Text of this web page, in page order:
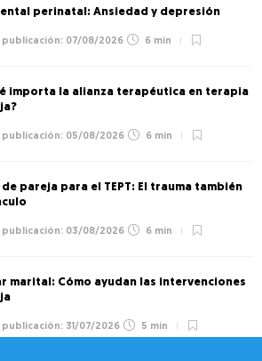
perinatal: Ansiedad y depresión
07/08/2026 6 min
importa la alianza terapéutica en terapia
05/08/2026 6 min
pareja para el TEPT: El trauma también
03/08/2026 6 min
marital: Cómo ayudan las intervenciones
31/07/2026 5 min